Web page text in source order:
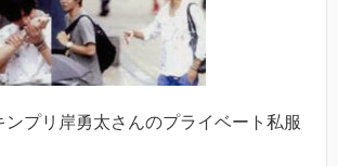
ンプリ岸勇太さんのプライベート私服